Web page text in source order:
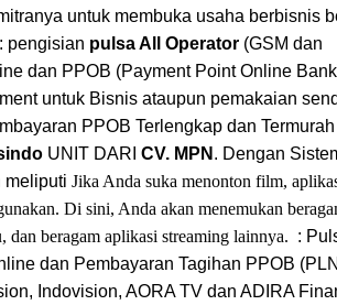
untuk membuka usaha berbisnis
pengisian pulsa All Operator (GSM dan
dan PPOB (Payment Point Online
untuk Bisnis ataupun pemakaian
PPOB Terlengkap dan
UNIT DARI CV. MPN . Dengan
meliputi Jika Anda suka menonton film,
Di sini, Anda akan menemukan
beragam aplikasi streaming lainnya. :
dan Pembayaran Tagihan PPOB (PLN
Indovision, AORA TV dan ADIRA